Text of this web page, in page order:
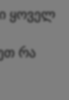
ყოველ
რა